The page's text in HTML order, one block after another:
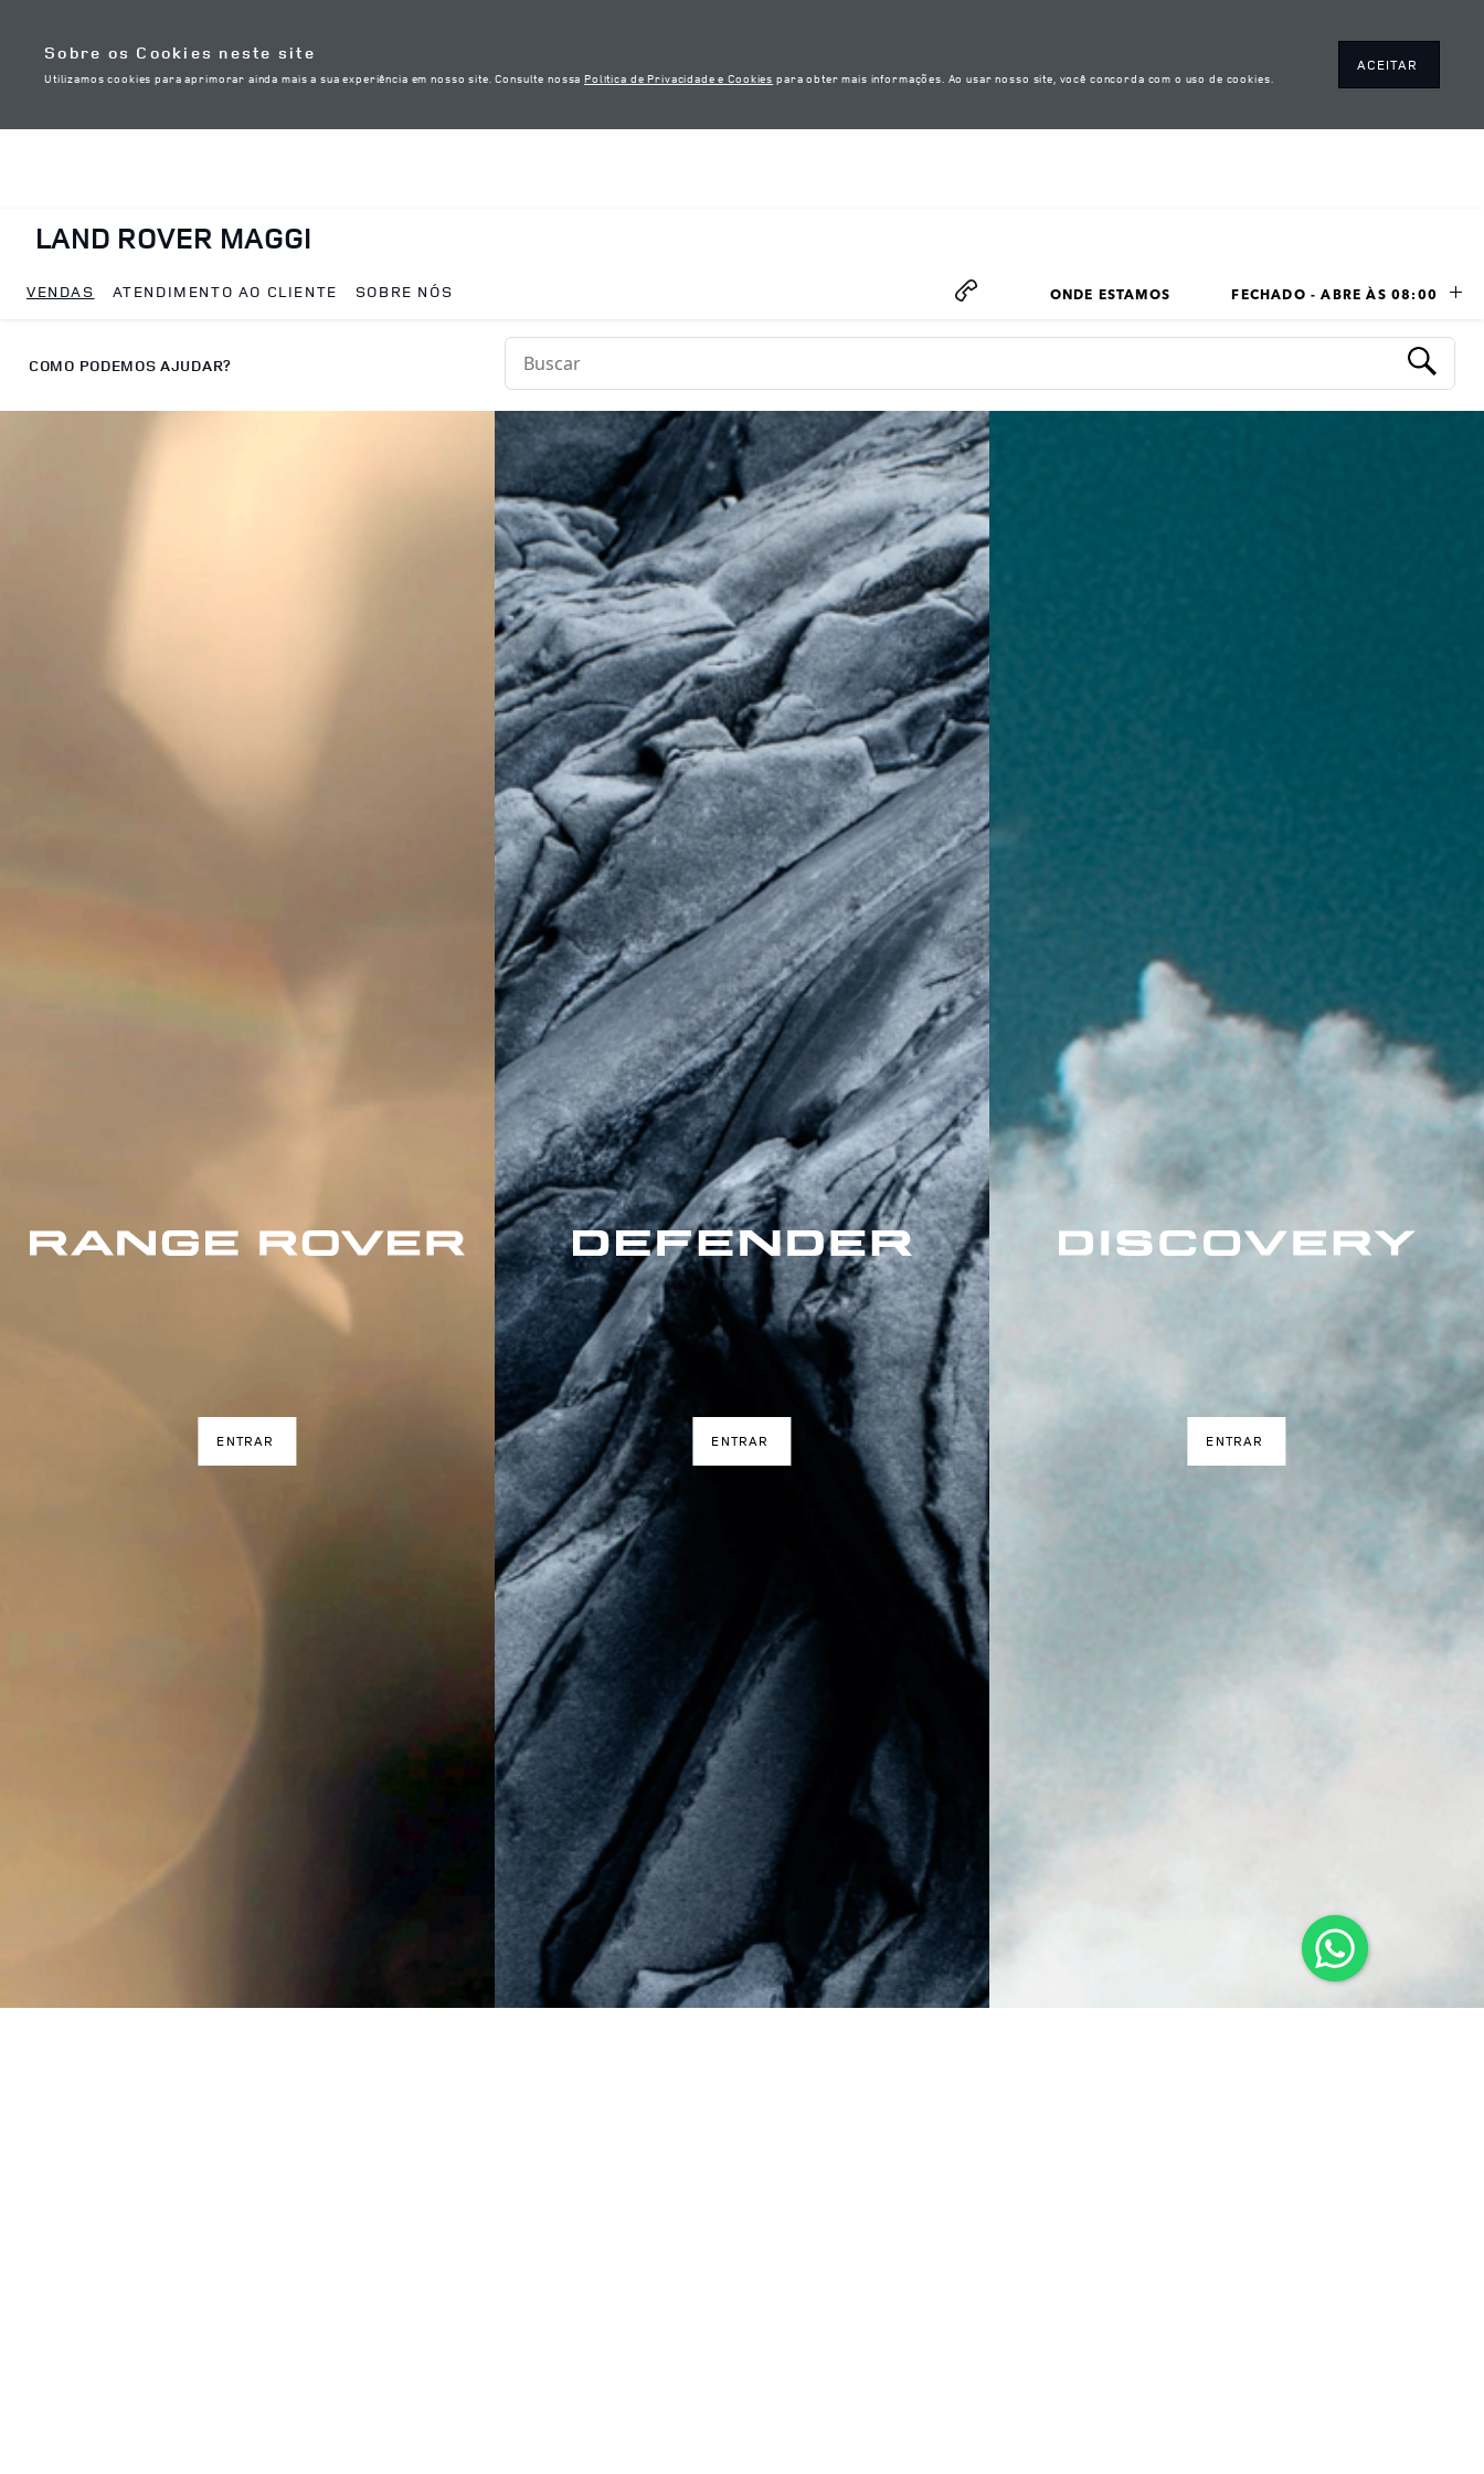
Sobre os Cookies neste site
Utilizamos cookies para aprimorar ainda mais a sua experiência em nosso site. Consulte nossaPolítica de Privacidade e Cookies para obter mais informações. Ao usar nosso site, você concorda com o uso de cookies.
ACEITAR
LAND ROVER MAGGI
FECHADO - ABRE ÀS 08:00
ONDE ESTAMOSLINK OPENS IN NEW TAB
VENDAS ATENDIMENTO AO CLIENTE SOBRE NÓS
COMO PODEMOS AJUDAR?
Conduct a search
Submit
ENTRAR ENTRAR ENTRAR